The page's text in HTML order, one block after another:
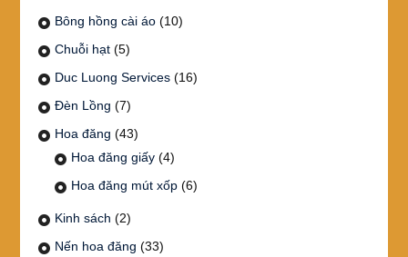
Bông hồng cài áo (10)
Chuỗi hạt (5)
Duc Luong Services (16)
Đèn Lồng (7)
Hoa đăng (43)
Hoa đăng giấy (4)
Hoa đăng mút xốp (6)
Kinh sách (2)
Nến hoa đăng (33)